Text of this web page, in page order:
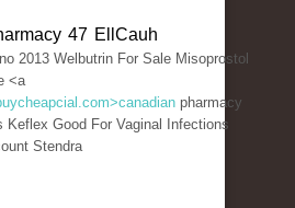
47 EllCauh
2013 Welbutrin For Sale Misoprostol
<a
pharmacy
Keflex Good For Vaginal Infections
Stendra